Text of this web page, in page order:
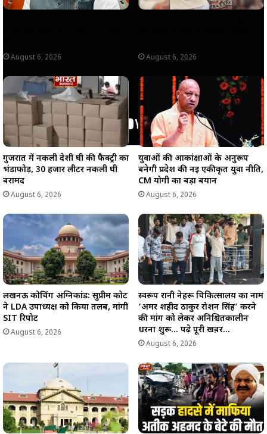
August 6, 2026 August 6, 2026
गुजरात में नकली देशी घी की फैक्ट्री का
भंडाफोड़, 30 हजार लीटर नकली घी
बरामद
August 6, 2026
युवाओं की आकांक्षाओं के अनुरूप
बनेगी प्रदेश की नई एकीकृत युवा नीति,
CM योगी का बड़ा बयान
August 6, 2026
लखनऊ कोचिंग अग्निकांड: सुप्रीम कोर्ट
ने LDA उपाध्यक्ष को किया तलब, मांगी
SIT रिपोर्ट
August 6, 2026
स्वरूप रानी नेहरू चिकित्सालय का नाम
‘अमर शहीद ठाकुर रोशन सिंह’ करने
की मांग को लेकर अनिश्चितकालीन
धरना शुरू… पढ़े पूरी खब़र…
August 6, 2026